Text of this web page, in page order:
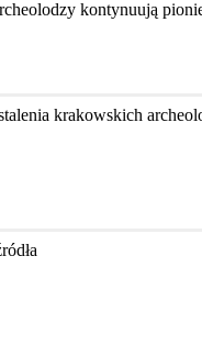
kontynuują
krakowskich